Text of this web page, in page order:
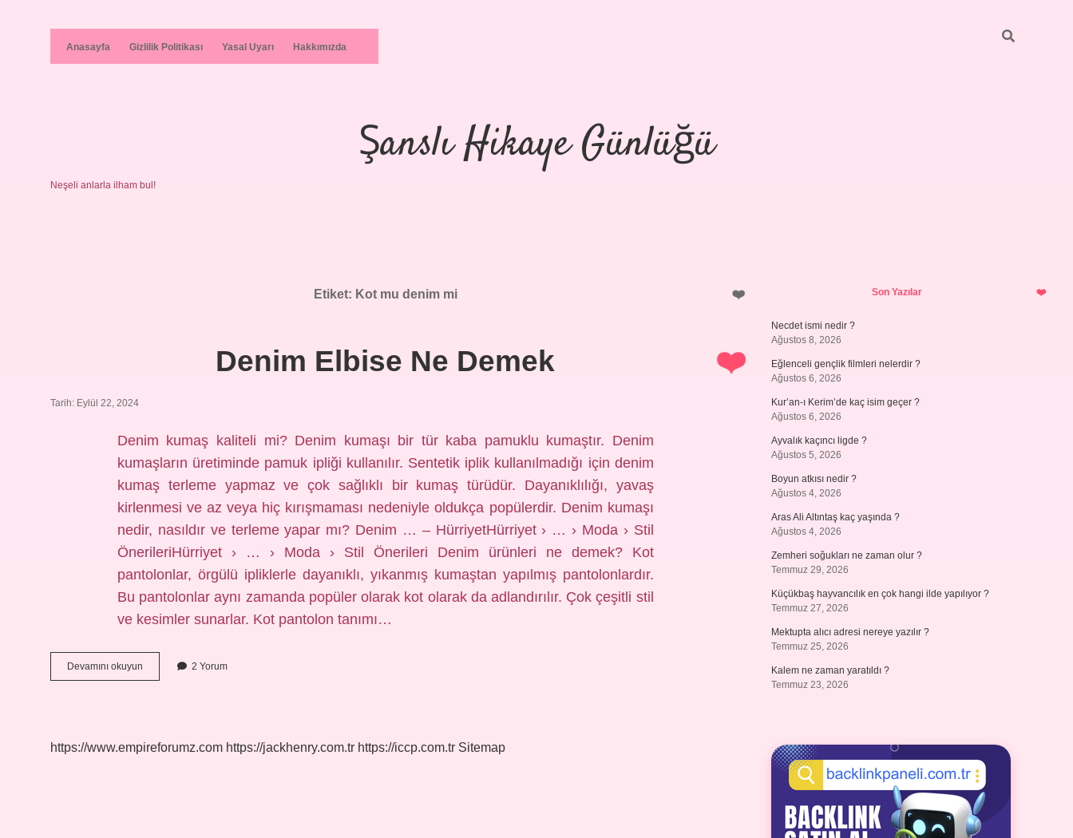
Anasayfa Gizlilik Politikası Yasal Uyarı Hakkımızda
Şanslı Hikaye Günlüğü
Neşeli anlarla ilham bul!
Etiket: Kot mu denim mi
Denim Elbise Ne Demek
Tarih: Eylül 22, 2024
Denim kumaş kaliteli mi? Denim kumaşı bir tür kaba pamuklu kumaştır. Denim
kumaşların üretiminde pamuk ipliği kullanılır. Sentetik iplik kullanılmadığı için denim
kumaş terleme yapmaz ve çok sağlıklı bir kumaş türüdür. Dayanıklılığı, yavaş
kirlenmesi ve az veya hiç kırışmaması nedeniyle oldukça popülerdir. Denim kumaşı
nedir, nasıldır ve terleme yapar mı? Denim … – HürriyetHürriyet › … › Moda › Stil
ÖnerileriHürriyet › … › Moda › Stil Önerileri Denim ürünleri ne demek? Kot
pantolonlar, örgülü ipliklerle dayanıklı, yıkanmış kumaştan yapılmış pantolonlardır.
Bu pantolonlar aynı zamanda popüler olarak kot olarak da adlandırılır. Çok çeşitli stil
ve kesimler sunarlar. Kot pantolon tanımı…
Devamını okuyun
Elbise
2 Yorum
https://www.empireforumz.com https://jackhenry.com.tr https://iccp.com.tr Sitemap
SidebarSon Yazılar
Necdet ismi nedir ?
Ağustos 8, 2026
Eğlenceli gençlik filmleri nelerdir ?
Ağustos 6, 2026
Kur’an-ı Kerim’de kaç isim geçer ?
Ağustos 6, 2026
Ayvalık kaçıncı ligde ?
Ağustos 5, 2026
Boyun atkısı nedir ?
Ağustos 4, 2026
Aras Ali Altıntaş kaç yaşında ?
Ağustos 4, 2026
Zemheri soğukları ne zaman olur ?
Temmuz 29, 2026
Küçükbaş hayvancılık en çok hangi ilde yapılıyor ?
Temmuz 27, 2026
Mektupta alıcı adresi nereye yazılır ?
Temmuz 25, 2026
Kalem ne zaman yaratıldı ?
Temmuz 23, 2026